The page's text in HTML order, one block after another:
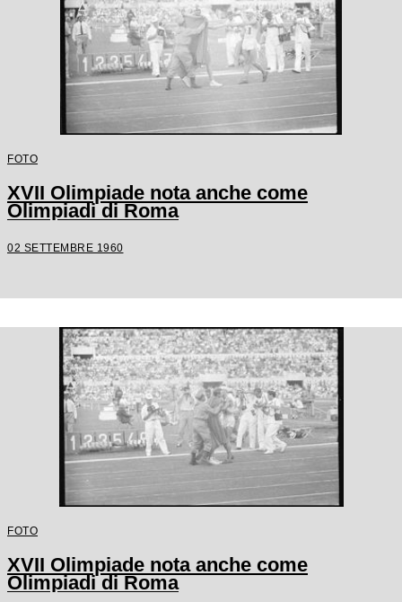
FOTO
XVII Olimpiade nota anche come
Olimpiadi di Roma
02 SETTEMBRE 1960
FOTO
XVII Olimpiade nota anche come
Olimpiadi di Roma